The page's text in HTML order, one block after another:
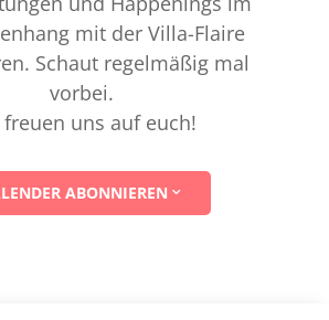
mit der Villa-Flaire
Schaut regelmäßig mal
vorbei.
uns auf euch!
ABONNIEREN